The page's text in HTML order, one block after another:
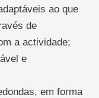
ao que
de
a actividade;
e
em forma